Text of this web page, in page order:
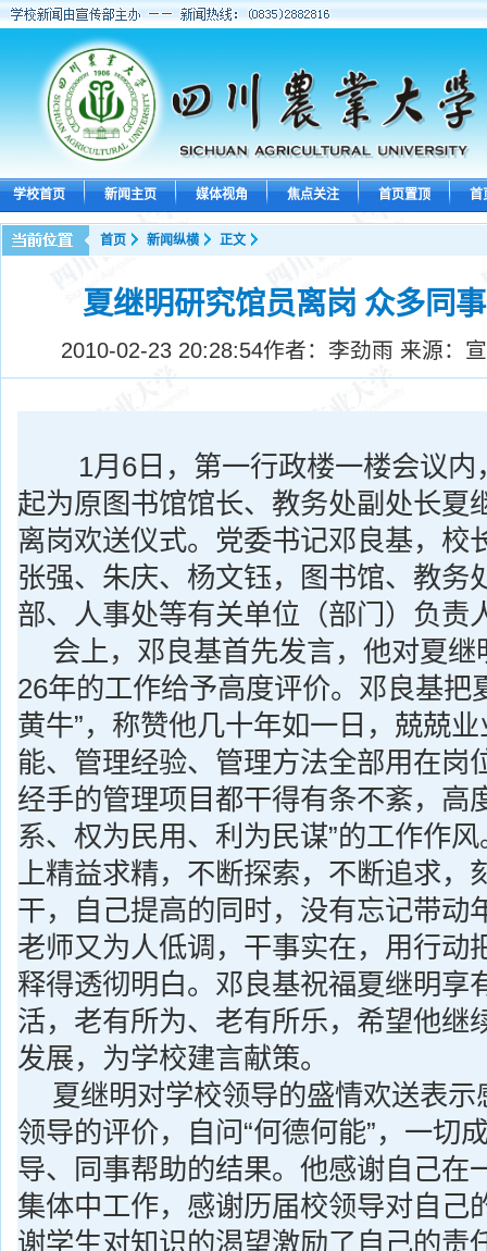
学校首页 新闻主页 媒体视角 焦点关注 首页置顶 首
首页 新闻纵横 正文
夏继明研究馆员离岗 众多同
2010-02-23 20:28:54作者：李劲雨 来源：
1月 6 日 ，第一行政楼一楼会议内
起为原图书馆馆长、教务处副处长夏
离岗欢送仪式。党委书记邓良基，校
张强、朱庆、杨文钰，图书馆、教务
部、人事处等有关单位（部门）负责
会上，邓良基首先发言，他对夏
26年的工作给予高度评价。邓良基把
黄牛”，称赞他几十年如一日，兢兢
能、管理经验、管理方法全部用在岗
经手的管理项目都干得有条不紊，高
系、权为民用、利为民谋”的工作作
上精益求精，不断探索，不断追求，
干，自己提高的同时，没有忘记带动
老师又为人低调，干事实在，用行动
释得透彻明白。邓良基祝福夏继明享
活，老有所为、老有所乐，希望他继
发展，为学校建言献策。
夏继明对学校领导的盛情欢送表
领导的评价，自问“何德何能”，一切
导、同事帮助的结果。他感谢自己在
集体中工作，感谢历届校领导对自己
谢学生对知识的渴望激励了自己的责